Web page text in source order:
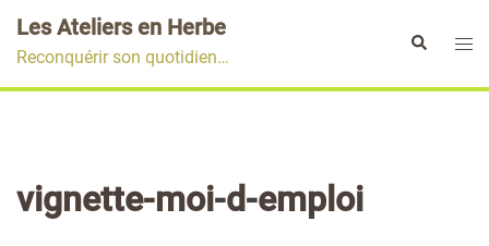
au
contenu
Les Ateliers en Herbe
Reconquérir son quotidien…
Rechercher
vignette-moi-d-emploi